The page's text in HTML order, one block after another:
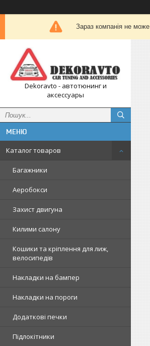
Зараз компанія не
Dekoravto - автотюнинг и
аксессуары
Каталог товаров
Багажники
Аеробокси
Захист двигуна
Килими салону
Кошики та кріплення для лиж,
велосипедів
Накладки на бампер
Накладки на пороги
Додаткові печки
Підлокітники